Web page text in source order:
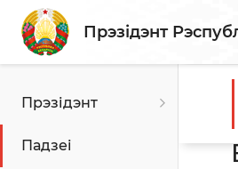
Прэзідэнт
Прэзідэнт
Падзеі